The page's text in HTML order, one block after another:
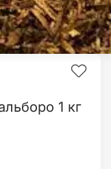
1 кг